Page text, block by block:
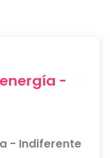
-
- Indiferente